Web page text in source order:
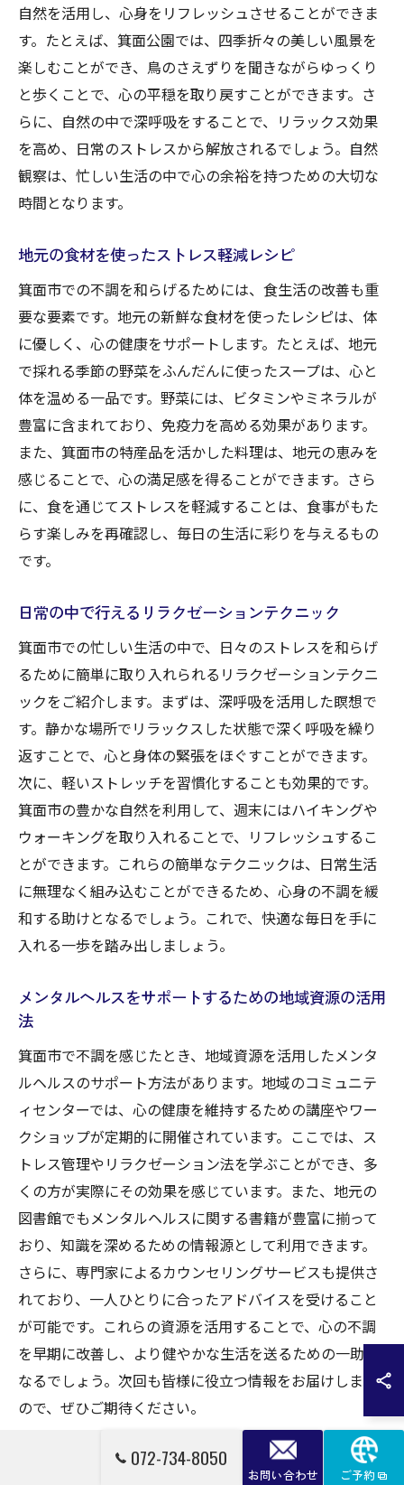
自然を活用し、心身をリフレッシュさせることができま
す。たとえば、箕面公園では、四季折々の美しい風景を
楽しむことができ、鳥のさえずりを聞きながらゆっくり
と歩くことで、心の平穏を取り戻すことができます。さ
らに、自然の中で深呼吸をすることで、リラックス効果
を高め、日常のストレスから解放されるでしょう。自然
観察は、忙しい生活の中で心の余裕を持つための大切な
時間となります。
地元の食材を使ったストレス軽減レシピ
箕面市での不調を和らげるためには、食生活の改善も重
要な要素です。地元の新鮮な食材を使ったレシピは、体
に優しく、心の健康をサポートします。たとえば、地元
で採れる季節の野菜をふんだんに使ったスープは、心と
体を温める一品です。野菜には、ビタミンやミネラルが
豊富に含まれており、免疫力を高める効果があります。
また、箕面市の特産品を活かした料理は、地元の恵みを
感じることで、心の満足感を得ることができます。さら
に、食を通じてストレスを軽減することは、食事がもた
らす楽しみを再確認し、毎日の生活に彩りを与えるもの
です。
日常の中で行えるリラクゼーションテクニック
箕面市での忙しい生活の中で、日々のストレスを和らげ
るために簡単に取り入れられるリラクゼーションテクニ
ックをご紹介します。まずは、深呼吸を活用した瞑想で
す。静かな場所でリラックスした状態で深く呼吸を繰り
返すことで、心と身体の緊張をほぐすことができます。
次に、軽いストレッチを習慣化することも効果的です。
箕面市の豊かな自然を利用して、週末にはハイキングや
ウォーキングを取り入れることで、リフレッシュするこ
とができます。これらの簡単なテクニックは、日常生活
に無理なく組み込むことができるため、心身の不調を緩
和する助けとなるでしょう。これで、快適な毎日を手に
入れる一歩を踏み出しましょう。
メンタルヘルスをサポートするための地域資源の活用
法
箕面市で不調を感じたとき、地域資源を活用したメンタ
ルヘルスのサポート方法があります。地域のコミュニテ
ィセンターでは、心の健康を維持するための講座やワー
クショップが定期的に開催されています。ここでは、ス
トレス管理やリラクゼーション法を学ぶことができ、多
くの方が実際にその効果を感じています。また、地元の
図書館でもメンタルヘルスに関する書籍が豊富に揃って
おり、知識を深めるための情報源として利用できます。
さらに、専門家によるカウンセリングサービスも提供さ
れており、一人ひとりに合ったアドバイスを受けること
が可能です。これらの資源を活用することで、心の不調
を早期に改善し、より健やかな生活を送るための一助と
なるでしょう。次回も皆様に役立つ情報をお届けします
ので、ぜひご期待ください。
072-734-8050
お問い合わせ ご予約